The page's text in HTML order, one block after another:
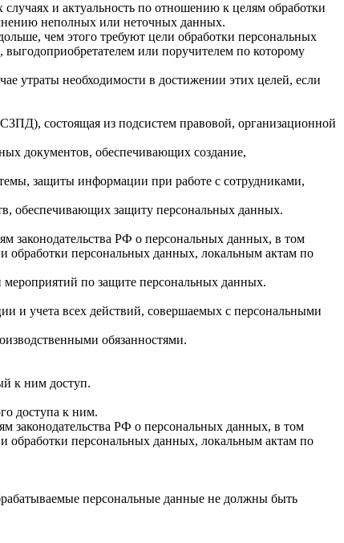
и актуальность по отношению к целям обработки
неполных или неточных данных.
чем этого требуют цели обработки персональных
или поручителем по которому
утраты необходимости в достижении этих целей, если
состоящая из подсистем правовой, организационной
документов, обеспечивающих создание,
защиты информации при работе с сотрудниками,
обеспечивающих защиту персональных данных.
законодательства РФ о персональных данных, в том
обработки персональных данных, локальным актам по
по защите персональных данных.
и учета всех действий, совершаемых с персональными
обязанностями.
к ним доступ.
доступа к ним.
законодательства РФ о персональных данных, в том
обработки персональных данных, локальным актам по
персональные данные не должны быть